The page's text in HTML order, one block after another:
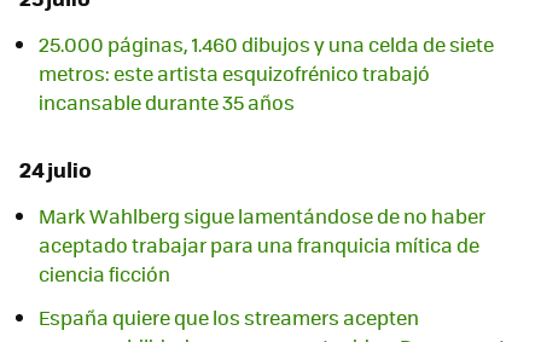
25.000 páginas, 1.460 dibujos y una celda de siete
metros: este artista esquizofrénico trabajó
incansable durante 35 años
24 julio
Mark Wahlberg sigue lamentándose de no haber
aceptado trabajar para una franquicia mítica de
ciencia ficción
España quiere que los streamers acepten